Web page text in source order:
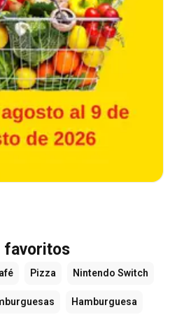
favoritos
Pizza Nintendo Switch
Hamburguesa